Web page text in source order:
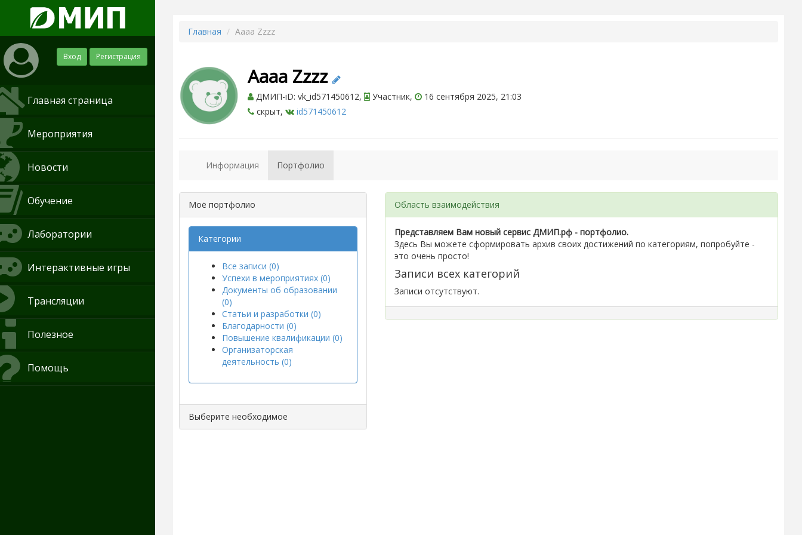
Вход Регистрация
Главная страница
Мероприятия
Новости
Обучение
Лаборатории
Интерактивные игры
Трансляции
Полезное
Помощь
Главная Aaaa Zzzz
Aaaa Zzzz
ДМИП-iD: vk_id571450612, Участник,
16 сентября 2025, 21:03
скрыт,
id571450612
Информация Портфолио
Моё портфолио
Категории
Все записи (0)
Успехи в мероприятиях (0)
Документы об образовании
(0)
Статьи и разработки (0)
Благодарности (0)
Повышение квалификации (0)
Организаторская
деятельность (0)
Выберите необходимое
Область взаимодействия
Представляем Вам новый сервис ДМИП.рф - портфолио.
Здесь Вы можете сформировать архив своих достижений по категориям, попробуйте -
это очень просто!
Записи всех категорий
Записи отсутствуют.